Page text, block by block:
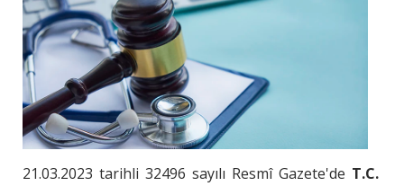
21.03.2023 tarihli 32496 sayılı Resmî Gazete'de T.C.